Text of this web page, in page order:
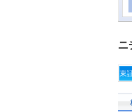
ニ
東